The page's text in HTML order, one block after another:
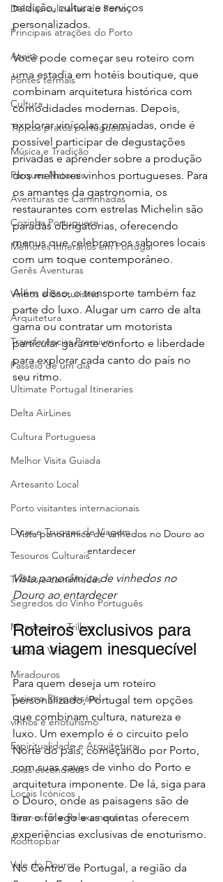
Delícias culinárias do Porto
Principais atrações do Porto
Azeite
Fontes termais
Cultura
Típicos pratos portugueses
Música e Tradição
Parques Naturais
Aventuras de Caminhadas
Cozinha Portuguesa
Melhores itinerários em Portugal
Gerês Aventuras
Vinhos e Enoturismo
Arquitetura
Transferências Premium
Passeio de um dia
Ultimate Portugal Itineraries
Delta AirLines
Cultura Portuguesa
Melhor Visita Guiada
Artesanto Local
Porto visitantes internacionais
Dicas e Truques de Viagem
Tesouros Culturais
Trilhos e caminhadas
Segredos do Vinho Português
Miradouro e Trilhos
Tesouro Vínicos
Miradouros
Turismo Responsável
vinhos e enoturismo
Espiritualidade e Arquitetura
Joias escondidas
Locais Icónicos
Bem-estar e Relaxamento
Rooftopbar
Vale do Douro
tradição, cultura e serviços
personalizados.
Você pode começar seu roteiro com
uma estadia em hotéis boutique, que
combinam arquitetura histórica com
comodidades modernas. Depois,
explorar vinícolas premiadas, onde é
possível participar de degustações
privadas e aprender sobre a produção
dos melhores vinhos portugueses. Para
os amantes da gastronomia, os
restaurantes com estrelas Michelin são
paradas obrigatórias, oferecendo
menus que celebram os sabores locais
com um toque contemporâneo.
Além disso, o transporte também faz
parte do luxo. Alugar um carro de alta
gama ou contratar um motorista
particular garante conforto e liberdade
para explorar cada canto do país no
seu ritmo.
Vista panorâmica de vinhedos no Douro ao
entardecer
Vista panorâmica de vinhedos no
Douro ao entardecer
Roteiros exclusivos para
uma viagem inesquecível
Para quem deseja um roteiro
personalizado, Portugal tem opções
que combinam cultura, natureza e
luxo. Um exemplo é o circuito pelo
Norte do país, começando por Porto,
com suas caves de vinho do Porto e
arquitetura imponente. De lá, siga para
o Douro, onde as paisagens são de
tirar o fôlego e as quintas oferecem
experiências exclusivas de enoturismo.
No Centro de Portugal, a região da